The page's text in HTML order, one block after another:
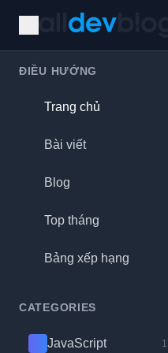
ĐIỀU HƯỚNG
Trang chủ
Bài viết
Blog
Top tháng
Bảng xếp hạng
CATEGORIES
JavaScript